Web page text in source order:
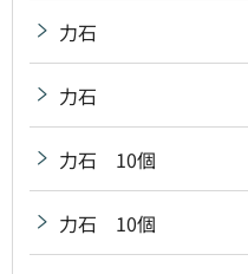
力石
力石
力石 10個
力石 10個